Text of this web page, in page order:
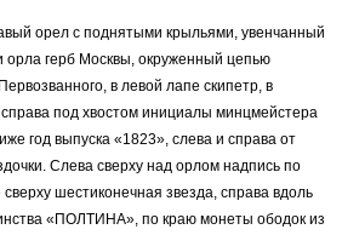
орел с поднятыми крыльями, увенчанный
орла герб Москвы, окруженный цепью
в левой лапе скипетр, в
под хвостом инициалы минцмейстера
год выпуска «1823», слева и справа от
Слева сверху над орлом надпись по
шестиконечная звезда, справа вдоль
«ПОЛТИНА», по краю монеты ободок из